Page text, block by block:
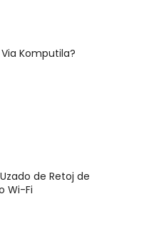
Komputila?
de Retoj de
Wi-Fi